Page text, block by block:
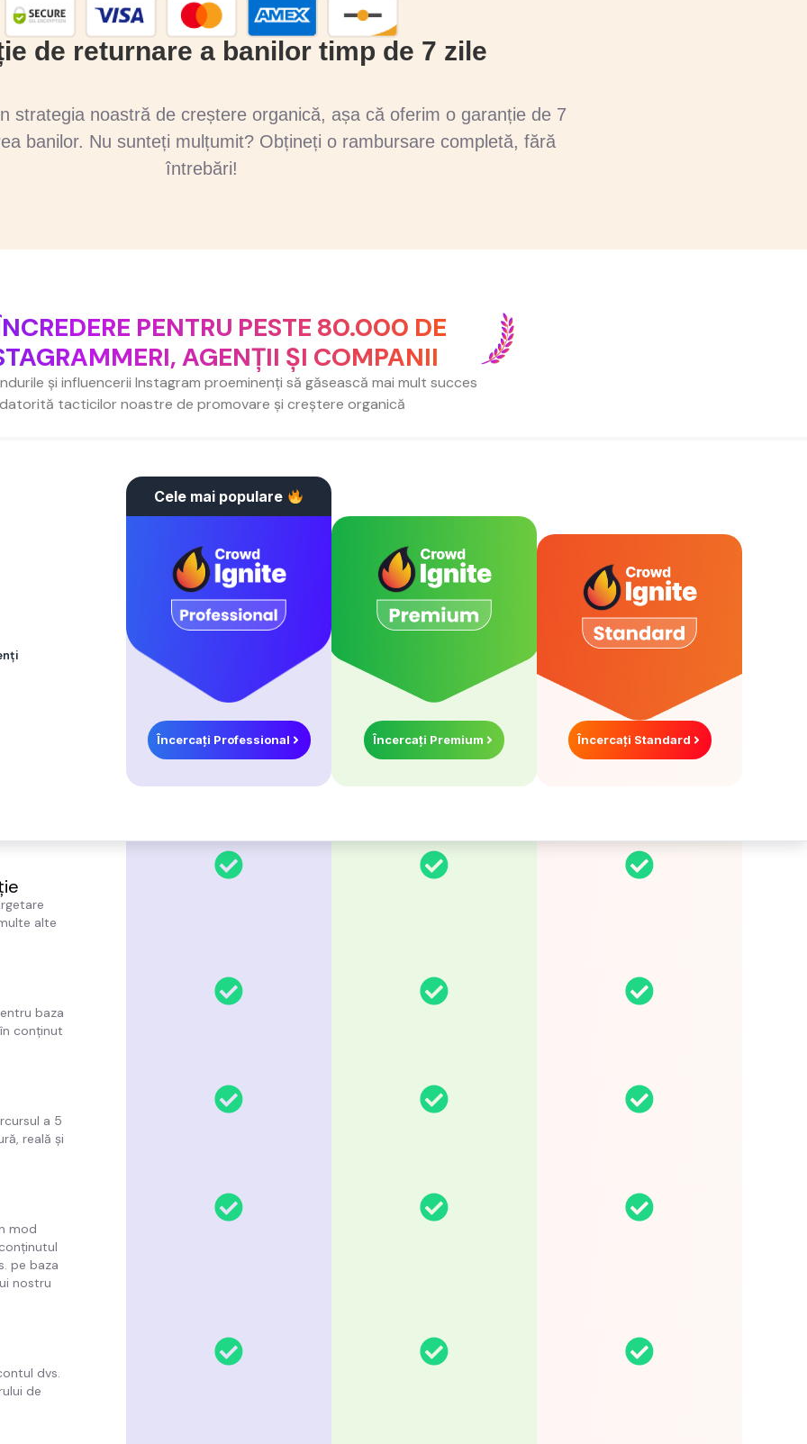
de returnare a banilor timp de 7 zile
strategia noastră de creștere organică, așa că oferim o garanție de 7
banilor. Nu sunteți mulțumit? Obțineți o rambursare completă, fără
întrebări!
PENTRU PESTE 80.000 DE
AGENȚII ȘI COMPANII
și influencerii Instagram proeminenți să găsească mai mult succes
datorită tacticilor noastre de promovare și creștere organică
Cele mai populare
Încercați Professional Încercați Premium Încercați Standard
alte
baza
conținut
a 5
reală și
mod
pe baza
nostru
dvs.
de